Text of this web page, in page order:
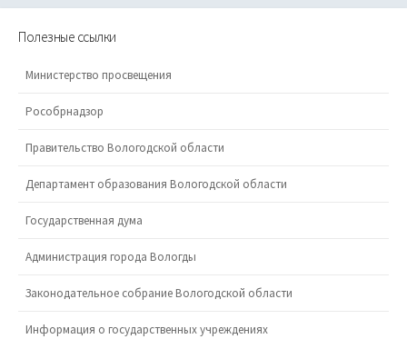
Полезные ссылки
Министерство просвещения
Рособрнадзор
Правительство Вологодской области
Департамент образования Вологодской области
Государственная дума
Администрация города Вологды
Законодательное собрание Вологодской области
Информация о государственных учреждениях